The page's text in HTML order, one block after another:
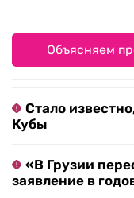
Объясняем
Стало
Кубы
«В Грузии
заявление в